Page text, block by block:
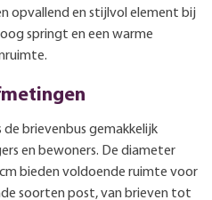
opvallend en stijlvol element bij
springt en een warme
brievenbus gemakkelijk
en bewoners. De diameter
bieden voldoende ruimte voor
soorten post, van brieven tot